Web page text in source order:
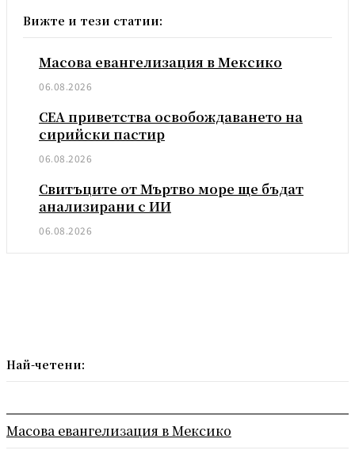
Вижте и тези статии:
Масова евангелизация в Мексико
06.08.2026
СЕА приветства освобождаването на
сирийски пастир
06.08.2026
Свитъците от Мъртво море ще бъдат
анализирани с ИИ
06.08.2026
Най-четени:
Масова евангелизация в Мексико